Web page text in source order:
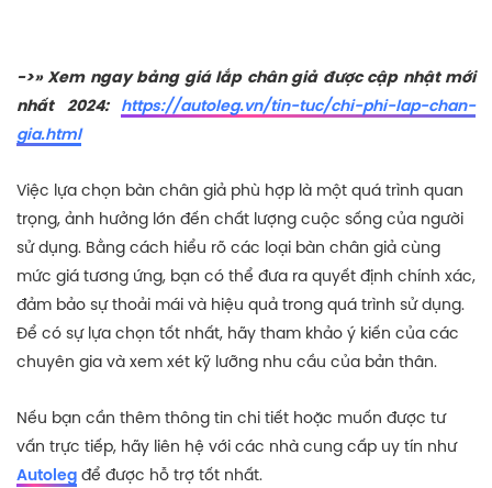
->» Xem ngay bảng giá lắp chân giả được cập nhật mới
nhất 2024: https://autoleg.vn/tin-tuc/chi-phi-lap-chan-
gia.html
Việc lựa chọn bàn chân giả phù hợp là một quá trình quan
trọng, ảnh hưởng lớn đến chất lượng cuộc sống của người
sử dụng. Bằng cách hiểu rõ các loại bàn chân giả cùng
mức giá tương ứng, bạn có thể đưa ra quyết định chính xác,
đảm bảo sự thoải mái và hiệu quả trong quá trình sử dụng.
Để có sự lựa chọn tốt nhất, hãy tham khảo ý kiến của các
chuyên gia và xem xét kỹ lưỡng nhu cầu của bản thân.
Nếu bạn cần thêm thông tin chi tiết hoặc muốn được tư
vấn trực tiếp, hãy liên hệ với các nhà cung cấp uy tín như
Autoleg để được hỗ trợ tốt nhất.